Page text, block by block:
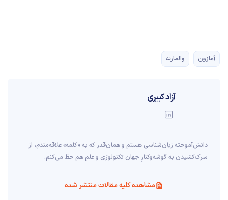
آمازون والمارت
آزاد کبیری
دانش‌آموخته‌ زبان‌شناسی‌ هستم و همان‌قدر که به «کلمه» علاقه‌مندم، از
سرک‌کشیدن به گوشه‌وکنارِ جهان تکنولوژی و علم هم حظ می‌کنم.
مشاهده کلیه مقالات منتشر شده